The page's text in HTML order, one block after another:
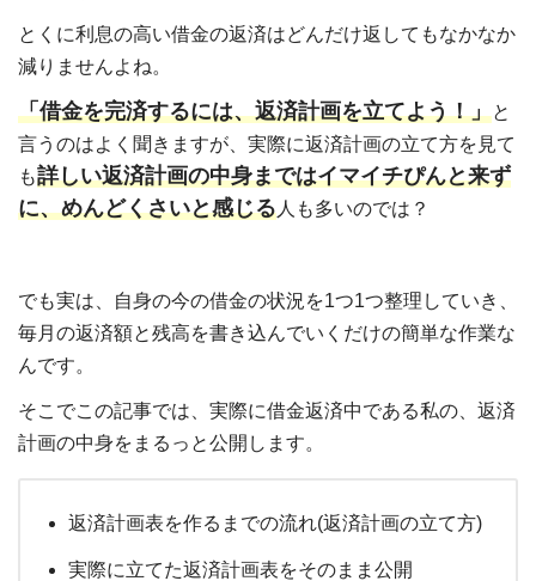
とくに利息の高い借金の返済はどんだけ返してもなかなか
減りませんよね。
「借金を完済するには、返済計画を立てよう！」と
言うのはよく聞きますが、実際に返済計画の立て方を見て
も詳しい返済計画の中身まではイマイチぴんと来ず
に、めんどくさいと感じる人も多いのでは？
でも実は、自身の今の借金の状況を1つ1つ整理していき、
毎月の返済額と残高を書き込んでいくだけの簡単な作業な
んです。
そこでこの記事では、実際に借金返済中である私の、返済
計画の中身をまるっと公開します。
返済計画表を作るまでの流れ(返済計画の立て方)
実際に立てた返済計画表をそのまま公開